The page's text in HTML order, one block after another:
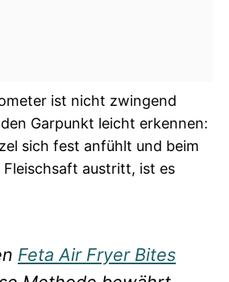
ist nicht zwingend
Garpunkt leicht erkennen:
sich fest anfühlt und beim
austritt, ist es
Feta Air Fryer Bites